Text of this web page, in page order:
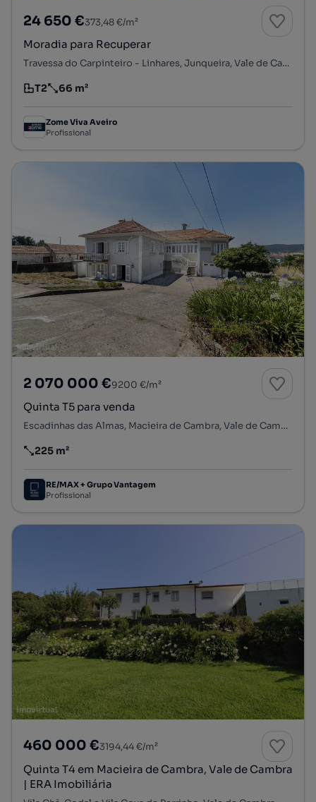
24 650 €373,48 €/m²
Moradia para Recuperar
Travessa do Carpinteiro - Linhares, Junqueira, Vale de Cambra, Aveiro
Tipologia
T2
Preço por metro quadrado
66 m²
Zome Viva Aveiro
Profissional
2 070 000 €9200 €/m²
Quinta T5 para venda
Escadinhas das Almas, Macieira de Cambra, Vale de Cambra, Aveiro
Preço por metro quadrado
225 m²
RE/MAX + Grupo Vantagem
Profissional
460 000 €3194,44 €/m²
Quinta T4 em Macieira de Cambra, Vale de Cambra
| ERA Imobiliária